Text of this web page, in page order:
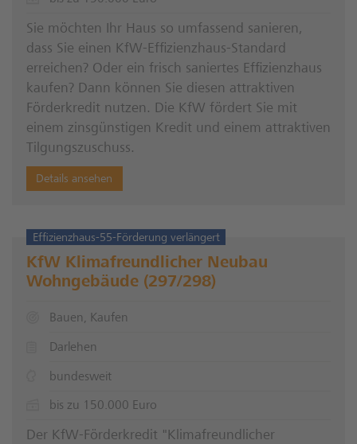
Sie möchten Ihr Haus so umfassend sanieren,
dass Sie einen KfW-Effizienzhaus-Standard
erreichen? Oder ein frisch saniertes Effizienzhaus
kaufen? Dann können Sie diesen attraktiven
Förderkredit nutzen. Die KfW fördert Sie mit
einem zinsgünstigen Kredit und einem attraktiven
Tilgungszuschuss.
Details ansehen
Effizienzhaus-55-Förderung verlängert
KfW Klimafreundlicher Neubau
Wohngebäude (297/298)
Bauen, Kaufen
Darlehen
bundesweit
bis zu 150.000 Euro
Der KfW-Förderkredit "Klimafreundlicher